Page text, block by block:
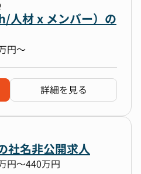
人材 x メンバー）の
円〜
詳細を見る
社名非公開求人
円〜440万円